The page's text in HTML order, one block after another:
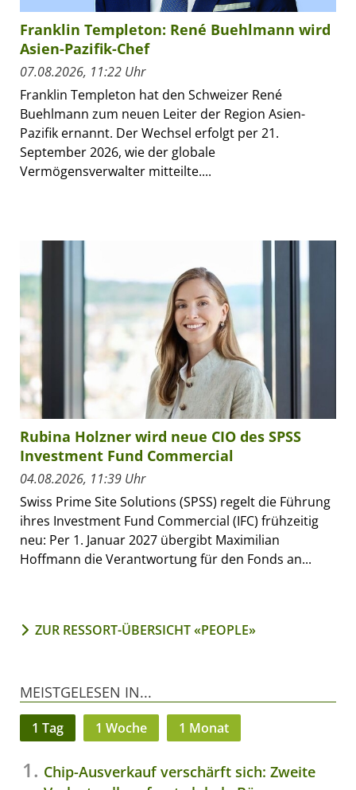
Franklin Templeton: René Buehlmann wird
Asien-Pazifik-Chef
07.08.2026, 11:22 Uhr
Franklin Templeton hat den Schweizer René
Buehlmann zum neuen Leiter der Region Asien-
Pazifik ernannt. Der Wechsel erfolgt per 21.
September 2026, wie der globale
Vermögensverwalter mitteilte....
Rubina Holzner wird neue CIO des SPSS
Investment Fund Commercial
04.08.2026, 11:39 Uhr
Swiss Prime Site Solutions (SPSS) regelt die Führung
ihres Investment Fund Commercial (IFC) frühzeitig
neu: Per 1. Januar 2027 übergibt Maximilian
Hoffmann die Verantwortung für den Fonds an...
ZUR RESSORT-ÜBERSICHT «PEOPLE»
MEISTGELESEN IN...
1 Tag 1 Woche 1 Monat
Chip-Ausverkauf verschärft sich: Zweite